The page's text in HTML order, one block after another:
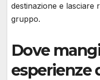
destinazione e lasciare
gruppo.
Dove
esperienze